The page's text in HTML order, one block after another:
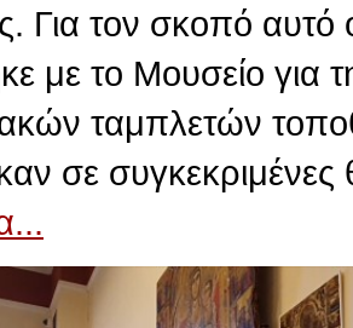
Για τον σκοπό
με το Μουσείο για
ταμπλετών
σε